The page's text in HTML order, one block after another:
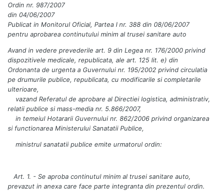
Ordin nr. 987/2007
din 04/06/2007
Publicat in Monitorul Oficial, Partea I nr. 388 din 08/06/2007
pentru aprobarea continutului minim al trusei sanitare auto
Avand in vedere prevederile art. 9 din Legea nr. 176/2000 privind
dispozitivele medicale, republicata, ale art. 125 lit. e) din
Ordonanta de urgenta a Guvernului nr. 195/2002 privind circulatia
pe drumurile publice, republicata, cu modificarile si completarile
ulterioare,
vazand Referatul de aprobare al Directiei logistica, administrativ,
relatii publice si mass-media nr. 5.866/2007,
in temeiul Hotararii Guvernului nr. 862/2006 privind organizarea
si functionarea Ministerului Sanatatii Publice,
ministrul sanatatii publice emite urmatorul ordin:
Art. 1. - Se aproba continutul minim al trusei sanitare auto,
prevazut in anexa care face parte integranta din prezentul ordin.